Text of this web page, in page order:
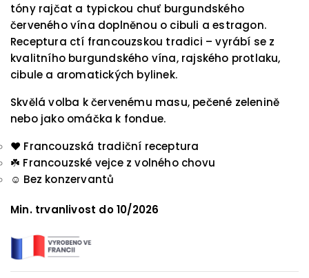
tóny rajčat a typickou chuť burgundského
červeného vína doplněnou o cibuli a estragon.
Receptura ctí francouzskou tradici – vyrábí se z
kvalitního burgundského vína, rajského protlaku,
cibule a aromatických bylinek.
Skvělá volba k červenému masu, pečené zelenině
nebo jako omáčka k fondue.
❤️ Francouzská tradiční receptura
☘️ Francouzské vejce z volného chovu
☺️ Bez konzervantů
Min. trvanlivost do 10/2026